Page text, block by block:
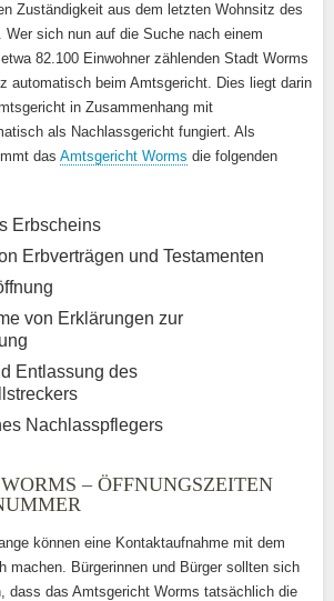
Zuständigkeit aus dem letzten Wohnsitz des
Wer sich nun auf die Suche nach einem
82.100 Einwohner zählenden Stadt Worms
automatisch beim Amtsgericht. Dies liegt darin
in Zusammenhang mit
als Nachlassgericht fungiert. Als
das Amtsgericht Worms die folgenden
Erbscheins
Erbverträgen und Testamenten
von Erklärungen zur
Entlassung des
Nachlasspflegers
– ÖFFNUNGSZEITEN
können eine Kontaktaufnahme mit dem
machen. Bürgerinnen und Bürger sollten sich
dass das Amtsgericht Worms tatsächlich die